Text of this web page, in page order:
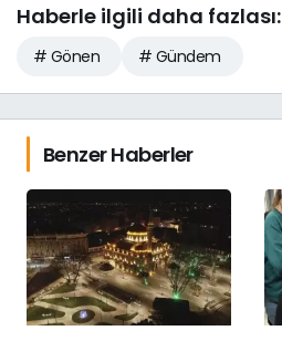
Haberle ilgili daha fazlası:
# Gönen
# Gündem
Benzer Haberler